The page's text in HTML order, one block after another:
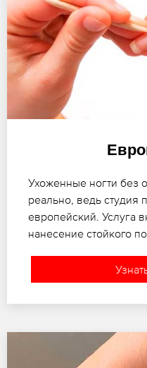
Ухоженные ногти без
реально, ведь студия
европейский. Услуга
нанесение стойкого